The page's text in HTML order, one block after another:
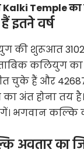
Kalki Temple
इतने वर्ष
की शुरूआत
कलियुग
चुके हैं और
अंत होना तय
भगवान
अवतार का